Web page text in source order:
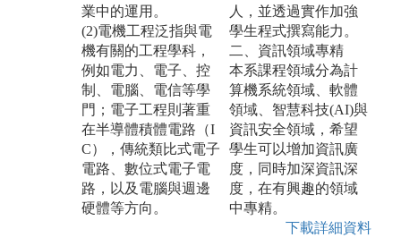
業中的運用。
(2)電機工程泛指與電
機有關的工程學科，
例如電力、電子、控
制、電腦、電信等學
門；電子工程則著重
在半導體積體電路（I
C），傳統類比式電子
電路、數位式電子電
路，以及電腦與週邊
硬體等方向。
人，並透過實作加強
學生程式撰寫能力。
二、資訊領域專精
本系課程領域分為計
算機系統領域、軟體
領域、智慧科技(AI)與
資訊安全領域，希望
學生可以增加資訊廣
度，同時加深資訊深
度，在有興趣的領域
中專精。
下載詳細資料